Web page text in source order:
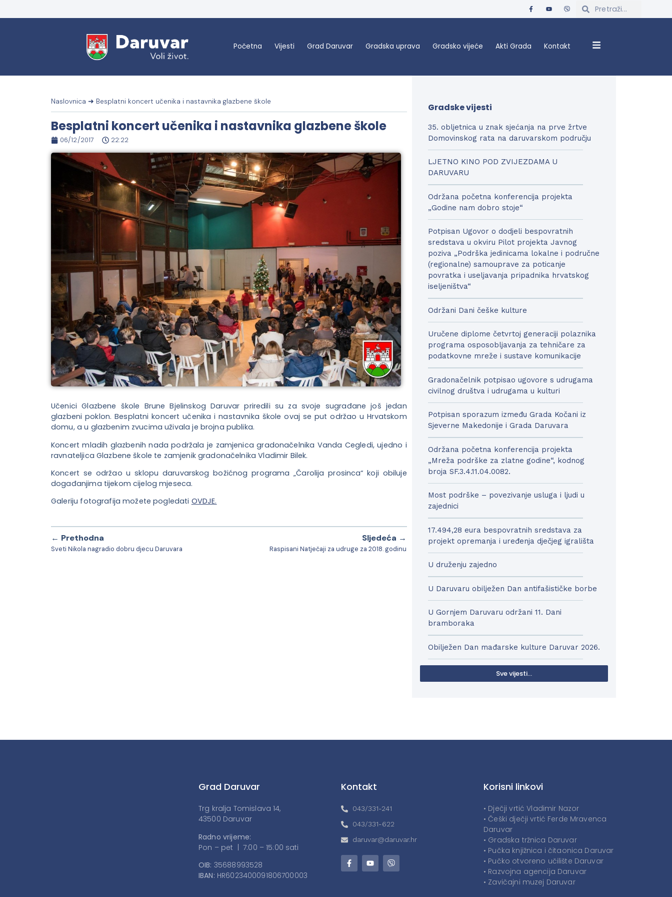
Početna Vijesti Grad Daruvar Gradska uprava Gradsko vijeće Akti Grada Kontakt
Naslovnica ➜ Besplatni koncert učenika i nastavnika glazbene škole
Besplatni koncert učenika i nastavnika glazbene škole
06/12/2017 22:22
Učenici Glazbene škole Brune Bjelinskog Daruvar priredili su za svoje sugrađane još jedan
glazbeni poklon. Besplatni koncert učenika i nastavnika škole ovaj se put održao u Hrvatskom
domu, a u glazbenim zvucima uživala je brojna publika.
Koncert mladih glazbenih nada podržala je zamjenica gradonačelnika Vanda Cegledi, ujedno i
ravnateljica Glazbene škole te zamjenik gradonačelnika Vladimir Bilek.
Koncert se održao u sklopu daruvarskog božićnog programa „Čarolija prosinca“ koji obiluje
događanjima tijekom cijelog mjeseca.
Galeriju fotografija možete pogledati OVDJE.
← Prethodna
Sveti Nikola nagradio dobru djecu Daruvara
Sljedeća →
Raspisani Natječaji za udruge za 2018. godinu
Gradske vijesti
35. obljetnica u znak sjećanja na prve žrtve
Domovinskog rata na daruvarskom području
LJETNO KINO POD ZVIJEZDAMA U
DARUVARU
Održana početna konferencija projekta
„Godine nam dobro stoje“
Potpisan Ugovor o dodjeli bespovratnih
sredstava u okviru Pilot projekta Javnog
poziva „Podrška jedinicama lokalne i područne
(regionalne) samouprave za poticanje
povratka i useljavanja pripadnika hrvatskog
iseljeništva“
Održani Dani češke kulture
Uručene diplome četvrtoj generaciji polaznika
programa osposobljavanja za tehničare za
podatkovne mreže i sustave komunikacije
Gradonačelnik potpisao ugovore s udrugama
civilnog društva i udrugama u kulturi
Potpisan sporazum između Grada Kočani iz
Sjeverne Makedonije i Grada Daruvara
Održana početna konferencija projekta
„Mreža podrške za zlatne godine“, kodnog
broja SF.3.4.11.04.0082.
Most podrške – povezivanje usluga i ljudi u
zajednici
17.494,28 eura bespovratnih sredstava za
projekt opremanja i uređenja dječjeg igrališta
U druženju zajedno
U Daruvaru obilježen Dan antifašističke borbe
U Gornjem Daruvaru održani 11. Dani
bramboraka
Obilježen Dan mađarske kulture Daruvar 2026.
Sve vijesti...
Grad Daruvar
Trg kralja Tomislava 14,
43500 Daruvar
Radno vrijeme:
Pon – pet | 7:00 – 15:00 sati
OIB: 35688993528
IBAN: HR6023400091806700003
Kontakt
043/331-241
043/331-622
daruvar@daruvar.hr
Korisni linkovi
• Dječji vrtić Vladimir Nazor
• Češki dječji vrtić Ferde Mravenca
Daruvar
• Gradska tržnica Daruvar
• Pučka knjižnica i čitaonica Daruvar
• Pučko otvoreno učilište Daruvar
• Razvojna agencija Daruvar
• Zavičajni muzej Daruvar